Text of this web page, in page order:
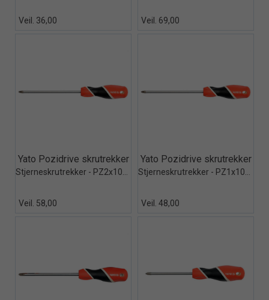
Veil. 36,00 Veil. 69,00
Quick View+
Yato Pozidrive skrutrekker
Veil. 58,00
Quick View+
Yato Pozidrive skrutrekker
Veil. 48,00